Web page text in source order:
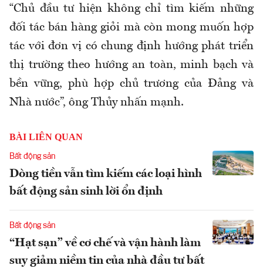
“Chủ đầu tư hiện không chỉ tìm kiếm những
đối tác bán hàng giỏi mà còn mong muốn hợp
tác với đơn vị có chung định hướng phát triển
thị trường theo hướng an toàn, minh bạch và
bền vững, phù hợp chủ trương của Đảng và
Nhà nước”, ông Thủy nhấn mạnh.
BÀI LIÊN QUAN
Bất động sản
Dòng tiền vẫn tìm kiếm các loại hình
bất động sản sinh lời ổn định
Bất động sản
“Hạt sạn” về cơ chế và vận hành làm
suy giảm niềm tin của nhà đầu tư bất